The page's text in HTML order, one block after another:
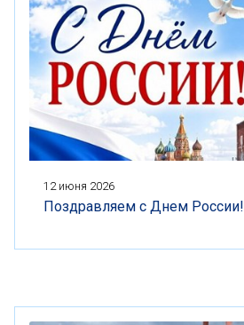
12 июня 2026
Поздравляем с Днем России!